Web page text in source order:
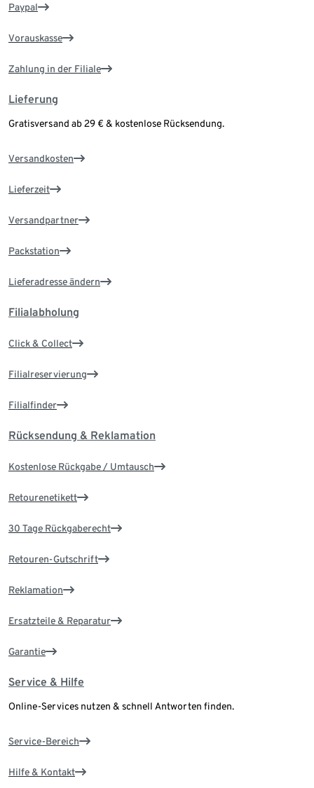
Paypal
Vorauskasse
Zahlung in der Filiale
Lieferung
Gratisversand ab 29 € & kostenlose Rücksendung.
Versandkosten
Lieferzeit
Versandpartner
Packstation
Lieferadresse ändern
Filialabholung
Click & Collect
Filialreservierung
Filialfinder
Rücksendung & Reklamation
Kostenlose Rückgabe / Umtausch
Retourenetikett
30 Tage Rückgaberecht
Retouren-Gutschrift
Reklamation
Ersatzteile & Reparatur
Garantie
Service & Hilfe
Online-Services nutzen & schnell Antworten finden.
Service-Bereich
Hilfe & Kontakt